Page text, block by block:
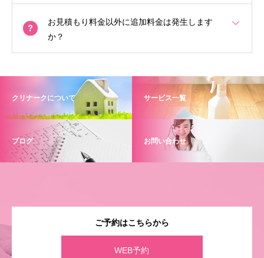
お見積もり料金以外に追加料金は発生します
か？
クリナークについて サービス一覧
ブログ お問い合わせ
ご予約はこちらから
WEB予約